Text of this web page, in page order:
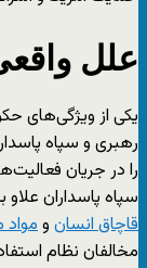
علل
یکی از ویژگی‌های
رهبری و سپاه
را در جریان
سپاه پاسداران
قاچاق انسان و
مخالفان نظام